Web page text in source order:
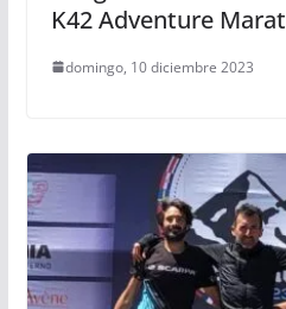
K42 Adventure
domingo, 10 diciembre 2023